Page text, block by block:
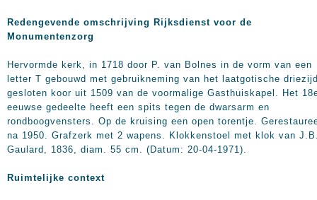
Redengevende omschrijving Rijksdienst voor de
Monumentenzorg
Hervormde kerk, in 1718 door P. van Bolnes in de vorm van een
letter T gebouwd met gebruikneming van het laatgotische
gesloten koor uit 1509 van de voormalige Gasthuiskapel. Het
eeuwse gedeelte heeft een spits tegen de dwarsarm en
rondboogvensters. Op de kruising een open torentje.
na 1950. Grafzerk met 2 wapens. Klokkenstoel met klok van
Gaulard, 1836, diam. 55 cm . (Datum: 20-04-1971).
Ruimtelijke context